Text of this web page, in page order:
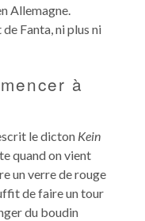
Allemagne.
Fanta, ni plus ni
à
le dicton Kein
quand on vient
un verre de rouge
de faire un tour
du boudin